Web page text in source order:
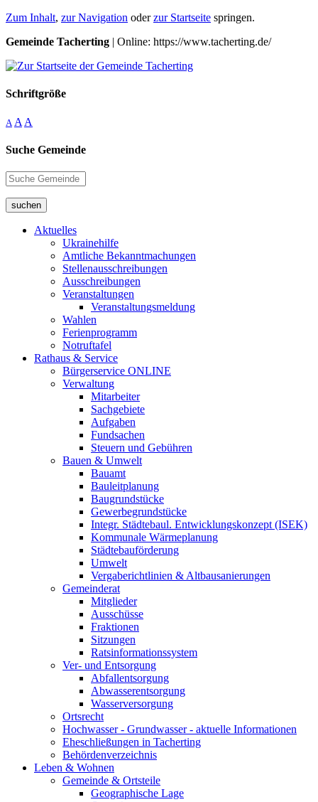
Zum Inhalt, zur Navigation oderzur Startseite springen.
Gemeinde Tacherting | Online: https://www.tacherting.de/
Schriftgröße
A A A
Suche Gemeinde
suchen
Aktuelles
Ukrainehilfe
Amtliche Bekanntmachungen
Stellenausschreibungen
Ausschreibungen
Veranstaltungen
Veranstaltungsmeldung
Wahlen
Ferienprogramm
Notruftafel
Rathaus & Service
Bürgerservice ONLINE
Verwaltung
Mitarbeiter
Sachgebiete
Aufgaben
Fundsachen
Steuern und Gebühren
Bauen & Umwelt
Bauamt
Bauleitplanung
Baugrundstücke
Gewerbegrundstücke
Integr. Städtebaul. Entwicklungskonzept (ISEK)
Kommunale Wärmeplanung
Städtebauförderung
Umwelt
Vergaberichtlinien & Altbausanierungen
Gemeinderat
Mitglieder
Ausschüsse
Fraktionen
Sitzungen
Ratsinformationssystem
Ver- und Entsorgung
Abfallentsorgung
Abwasserentsorgung
Wasserversorgung
Ortsrecht
Hochwasser - Grundwasser - aktuelle Informationen
Eheschließungen in Tacherting
Behördenverzeichnis
Leben & Wohnen
Gemeinde & Ortsteile
Geographische Lage